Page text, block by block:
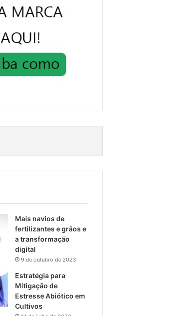
Mais navios de
fertilizantes e grãos e
a transformação
digital
9 de outubro de 2023
Estratégia para
Mitigação de
Estresse Abiótico em
Cultivos